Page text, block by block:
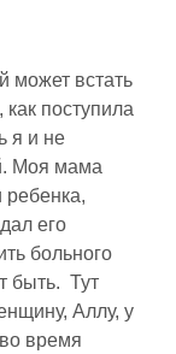
может встать
поступила
я и не
Моя мама
ребенка,
его
больного
быть. Тут
Аллу, у
время